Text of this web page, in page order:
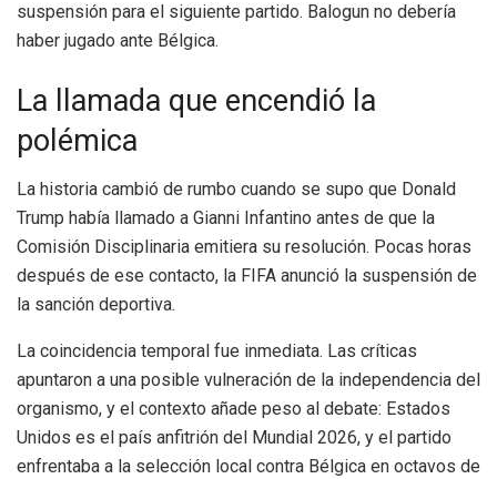
suspensión para el siguiente partido. Balogun no debería
haber jugado ante Bélgica.
La llamada que encendió la
polémica
La historia cambió de rumbo cuando se supo que Donald
Trump había llamado a Gianni Infantino antes de que la
Comisión Disciplinaria emitiera su resolución. Pocas horas
después de ese contacto, la FIFA anunció la suspensión de
la sanción deportiva.
La coincidencia temporal fue inmediata. Las críticas
apuntaron a una posible vulneración de la independencia del
organismo, y el contexto añade peso al debate: Estados
Unidos es el país anfitrión del Mundial 2026, y el partido
enfrentaba a la selección local contra Bélgica en octavos de